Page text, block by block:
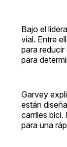
Bajo el
vial. Entre
para
para
Garvey
están
carriles bici.
para una